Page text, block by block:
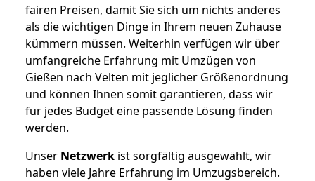
fairen Preisen, damit Sie sich um nichts anderes
als die wichtigen Dinge in Ihrem neuen Zuhause
kümmern müssen. Weiterhin verfügen wir über
umfangreiche Erfahrung mit Umzügen von
Gießen nach Velten mit jeglicher Größenordnung
und können Ihnen somit garantieren, dass wir
für jedes Budget eine passende Lösung finden
werden.
Unser Netzwerk ist sorgfältig ausgewählt, wir
haben viele Jahre Erfahrung im Umzugsbereich.